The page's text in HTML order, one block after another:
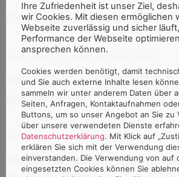
Driving Event at bk World
Tesla Model y Juniper at the bk World
SAMSUNG and BK
partnership
Samsung Music Frame in selected bk
bk World among the
Ihre Zufriedenheit ist unser Ziel,
wir Cookies. Mit diesen ermöglichen
Webseite zuverlässig und sicher
Performance der Webseite
ansprechen können.
Cookies werden benötigt, damit
und Sie auch externe Inhalte lesen
sammeln wir unter anderem Daten über
Seiten, Anfragen, Kontaktaufnahmen
Buttons, um so unser Angebot an Sie zu
über unsere verwendeten Dienste
Datenschutzerklärung. Mit Klick auf
erklären Sie sich mit der Verwendung
einverstanden. Die Verwendung von auf
eingesetzten Cookies können Sie